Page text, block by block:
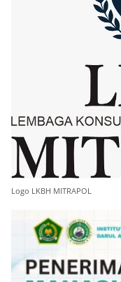
Logo LKBH MITRAPOL